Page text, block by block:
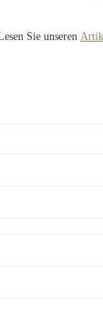
Sie unseren